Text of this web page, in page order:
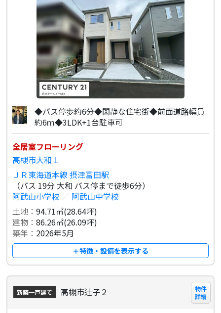
◆バス停歩約6分◆閑静な住宅街◆前面道路幅員
約6ｍ◆3LDK+1台駐車可
全居室フローリング
高槻市大和１
ＪＲ東海道本線 摂津富田駅
（バス 19分 大和 バス停まで徒歩6分）
阿武山小学校 ／ 阿武山中学校
土地：94.71㎡(28.64坪)
建物：86.26㎡(26.09坪)
築年： 2026年5月
＋特徴・設備を表示する
新築一戸建て 高槻市辻子２
物件
詳細